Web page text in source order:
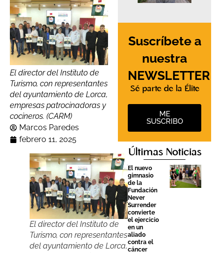
El director del Instituto de
Turismo, con representantes
del ayuntamiento de Lorca,
empresas patrocinadoras y
cocineros. (CARM)
Marcos Paredes
febrero 11, 2025
El director del Instituto de
Turismo, con representantes
del ayuntamiento de Lorca,
Suscríbete a
nuestra
NEWSLETTER
Sé parte de la Élite
ME
SUSCRIBO
Últimas Noticias
El nuevo
gimnasio
de la
Fundación
Never
Surrender
convierte
el ejercicio
en un
aliado
contra el
cáncer